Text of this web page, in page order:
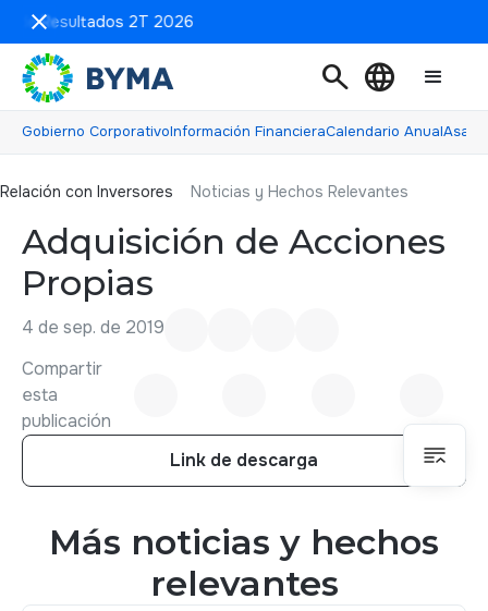
de Resultados 2T 2026
search language
Relación con inversores
Gobierno CorporativoInformación FinancieraCalendario Anual
Relación con Inversores Noticias y Hechos Relevantes
Adquisición de Acciones
Propias
4 de sep. de 2019
Compartir
esta
publicación
Link de descarga
Más noticias y hechos
relevantes